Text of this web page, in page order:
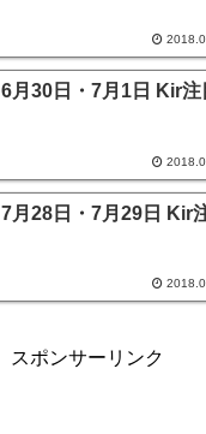
6月30日・7月1日 Kir注
7月28日・7月29日 Kir
スポンサーリンク